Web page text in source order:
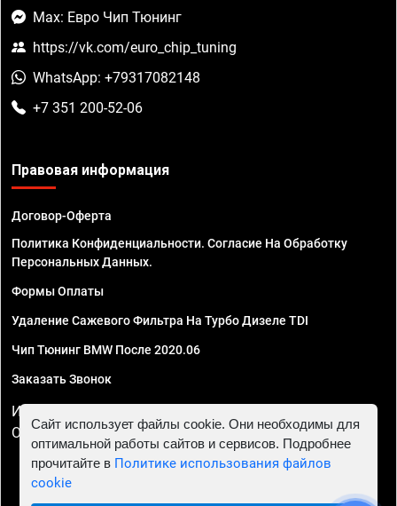
Max: Евро Чип Тюнинг
https://vk.com/euro_chip_tuning
WhatsApp: +79317082148
+7 351 200-52-06
Правовая информация
Договор-Оферта
Политика Конфиденциальности. Согласие На Обработку
Персональных Данных.
Формы Оплаты
Удаление Сажевого Фильтра На Турбо Дизеле TDI
Чип Тюнинг BMW После 2020.06
Заказать Звонок
ИП Смирнов Георгий Павлович. ИНН 781302555843,
ОГРНИП 324470400032610
Сайт использует файлы cookie. Они необходимы для
оптимальной работы сайтов и сервисов. Подробнее
прочитайте в Политике использования файлов
cookie